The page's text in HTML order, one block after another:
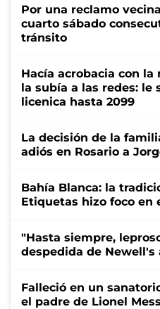
Por una reclamo
cuarto sábado
tránsito
Hacía acrobacia con
la subía a las redes: le
licenica hasta 2099
La decisión de la
adiós en Rosario a
Bahía Blanca: la
Etiquetas hizo foco en
"Hasta siempre,
despedida de Newell's
Falleció en un
el padre de Lionel